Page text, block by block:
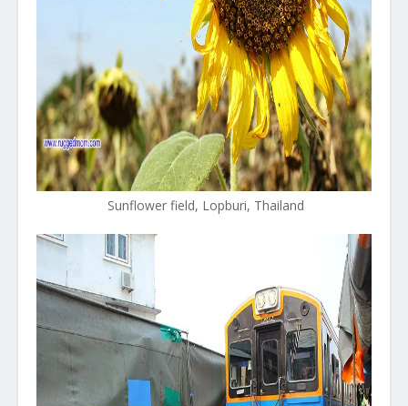
Sunflower field, Lopburi, Thailand